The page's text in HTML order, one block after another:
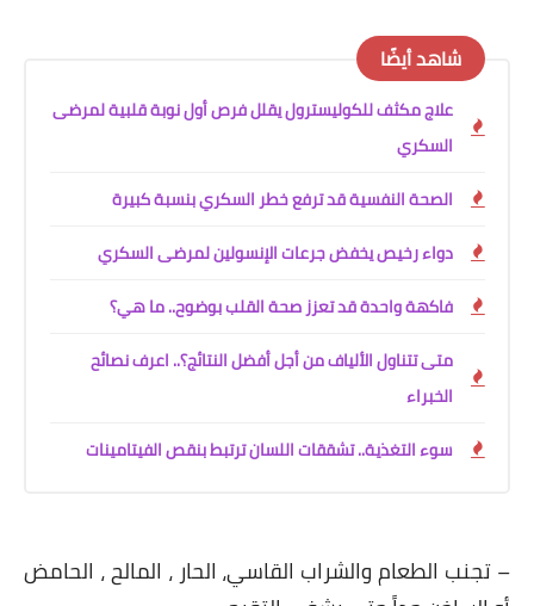
شاهد أيضًا
علاج مكثف للكوليسترول يقلل فرص أول نوبة قلبية لمرضى
السكري
الصحة النفسية قد ترفع خطر السكري بنسبة كبيرة
دواء رخيص يخفض جرعات الإنسولين لمرضى السكري
فاكهة واحدة قد تعزز صحة القلب بوضوح.. ما هي؟
متى تتناول الألياف من أجل أفضل النتائج؟.. اعرف نصائح
الخبراء
سوء التغذية.. تشققات اللسان ترتبط بنقص الفيتامينات
– تجنب الطعام والشراب القاسي، الحار ، المالح ، الحامض